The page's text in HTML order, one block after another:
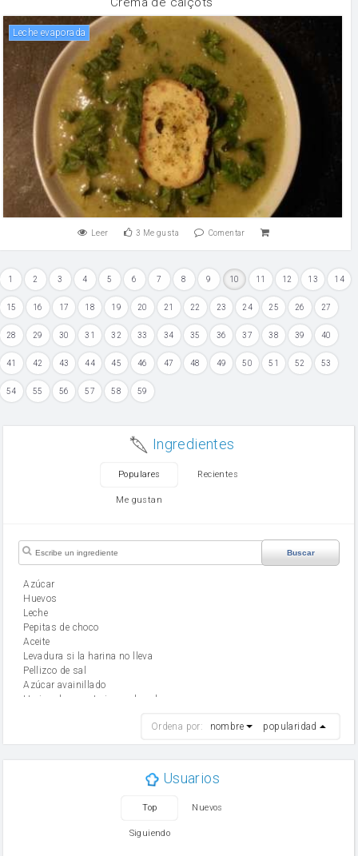
leche evaporada
Leer 3 Me gusta Comentar
1 2 3 4 5 6 7 8 9 10 11 12 13 14
15 16 17 18 19 20 21 22 23 24 25 26 27
28 29 30 31 32 33 34 35 36 37 38 39 40
41 42 43 44 45 46 47 48 49 50 51 52 53
54 55 56 57 58 59
Ingredientes
Populares Recientes
Me gustan
Buscar
Azúcar
huevos
leche
Pepitas de choco
aceite
Levadura si la harina no lleva
Pellizco de sal
Azúcar avainillado
Harina de reposteria con levadura
mantequilla
Ordena por: nombre popularidad
Usuarios
Top Nuevos
Siguiendo